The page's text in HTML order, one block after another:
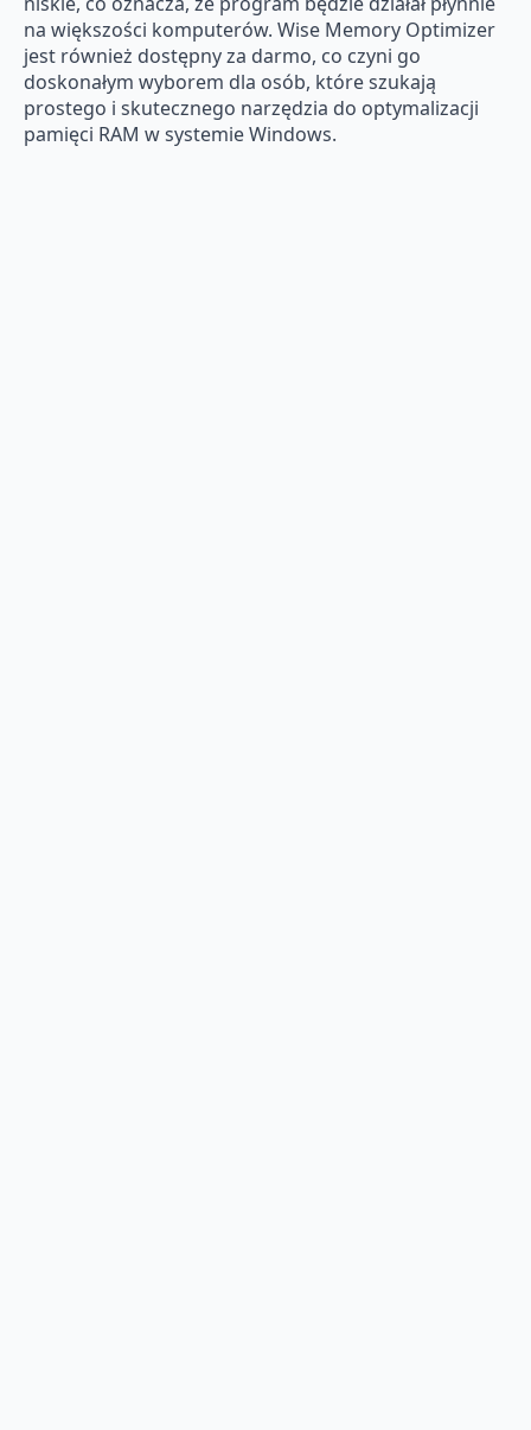
na większości komputerów. Wise Memory Optimizer
jest również dostępny za darmo, co czyni go
doskonałym wyborem dla osób, które szukają
prostego i skutecznego narzędzia do optymalizacji
pamięci RAM w systemie Windows.